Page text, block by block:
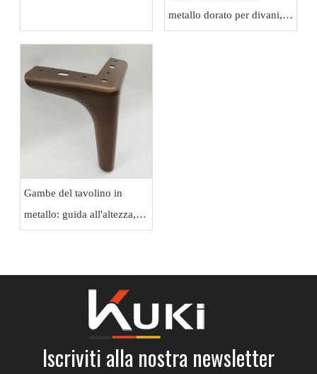
metallo dorato per divani,
Gambe del tavolino in
metallo: guida all'altezza,
Iscriviti alla nostra newsletter​​​​​​​